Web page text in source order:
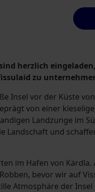
herzlich
zu
Insel vor der Küste
von einer
Landzunge im
Landschaft und
im Hafen von Kärdla.
bevor wir auf
Atmosphäre der